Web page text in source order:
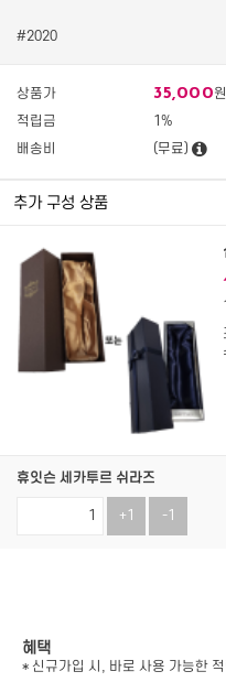
#2020
상품가 35,000원
적립금
1%
배송비
(무료)
추가 구성 상품
휴잇슨 세카투르 쉬라즈
+1 -1
혜택
* 신규가입 시, 바로 사용 가능한